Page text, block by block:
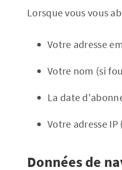
Lorsque vous vous
Votre adresse
Votre nom (si
La date
Votre adresse
Données de